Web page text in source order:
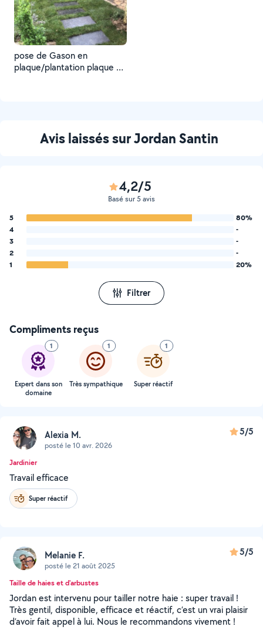
pose de Gason en
plaque/plantation plaque d
Avis laissés sur Jordan Santin
4,2/5
Basé sur 5 avis
5
80%
4
-
3
-
2
-
1
20%
Filtrer
Compliments reçus
1
Expert dans son
domaine
1
Très sympathique
1
Super réactif
Alexia M.
posté le 10 avr. 2026
5/5
Jardinier
Travail efficace
Super réactif
Melanie F.
posté le 21 août 2025
5/5
Taille de haies et d'arbustes
Jordan est intervenu pour tailler notre haie : super travail !
Très gentil, disponible, efficace et réactif, c’est un vrai plaisir
d’avoir fait appel à lui. Nous le recommandons vivement !